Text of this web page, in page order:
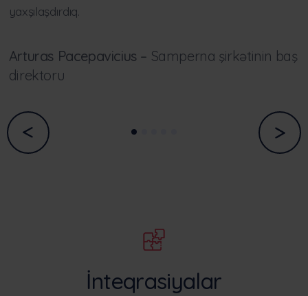
yaxşılaşdırdıq.
Arturas Pacepavicius – Samperna şirkətinin baş
direktoru
İnteqrasiyalar